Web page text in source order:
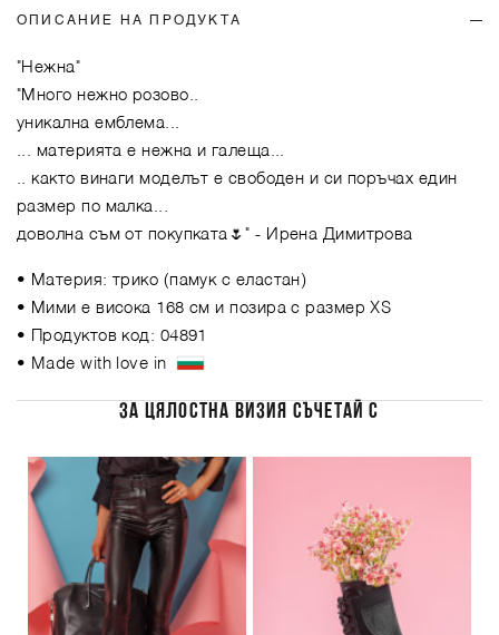
ОПИСАНИЕ НА ПРОДУКТА
"Нежна"
"Много нежно розово..
уникална емблема...
... материята е нежна и галеща...
.. както винаги моделът е свободен и си поръчах един
размер по малка...
доволна съм от покупката🌷" - Ирена Димитрова
• Материя: трико (памук с еластан)
• Мими е висока 168 см и позира с размер XS
• Продуктов код: 04891
• Made with love in
ЗА ЦЯЛОСТНА ВИЗИЯ СЪЧЕТАЙ С